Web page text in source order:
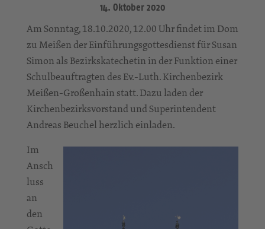
14. Oktober 2020
Am Sonntag, 18.10.2020, 12.00 Uhr findet im Dom
zu Meißen der Einführungsgottesdienst für Susan
Simon als Bezirkskatechetin in der Funktion einer
Schulbeauftragten des Ev.-Luth. Kirchenbezirk
Meißen-Großenhain statt. Dazu laden der
Kirchenbezirksvorstand und Superintendent
Andreas Beuchel herzlich einladen.
Im
Ansch
luss
an
den